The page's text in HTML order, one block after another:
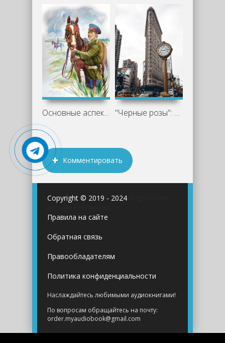
Основные аспекты романа «Казачий крест» "Черные розы": увлекательная и
Комментировать
Copyright © 2019 - 2024
Правила на сайте
Обратная связь
Правообладателям
Политика конфиденциальности
Наслаждайтесь любимыми аудиокнигами!
По вопросам обращайтесь на почту:
order.myaudiobook@gmail.com